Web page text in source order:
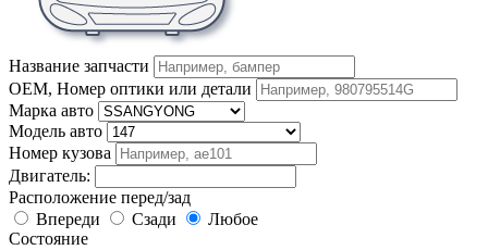
Название запчасти
OEM, Номер оптики или детали
Марка авто
Модель авто
Номер кузова
Двигатель:
Расположение перед/зад
Впереди
Сзади
Любое
Состояние